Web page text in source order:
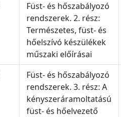
Füst- és hőszabályozó
rendszerek. 2. rész:
Természetes, füst- és
hőelszívó készülékek
műszaki előírásai
Füst- és hőszabályozó
rendszerek. 3. rész: A
kényszeráramoltatású
füst- és hőelvezető